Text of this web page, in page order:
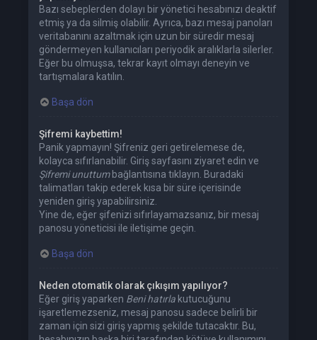
Bazı sebeplerden dolayı bir yönetici hesabınızı deaktif
etmiş ya da silmiş olabilir. Ayrıca, bazı mesaj panoları
veritabanını azaltmak için uzun bir süredir mesaj
göndermeyen kullanıcıları periyodik aralıklarla silerler.
Eğer bu olmuşsa, tekrar kayıt olmayı deneyin ve
tartışmalara katılın.
Başa dön
Şifremi kaybettim!
Panik yapmayın! Şifreniz geri getirelemese de,
kolayca sıfırlanabilir. Giriş sayfasını ziyaret edin ve
Şifremi unuttumbağlantısına tıklayın. Buradaki
talimatları takip ederek kısa bir süre içerisinde
yeniden giriş yapabilirsiniz.
Yine de, eğer şifenizi sıfırlayamazsanız, bir mesaj
panosu yöneticisi ile iletişime geçin.
Başa dön
Neden otomatik olarak çıkışım yapılıyor?
Eğer giriş yaparken Beni hatırla kutucuğunu
işaretlemezseniz, mesaj panosu sadece belirli bir
zaman için sizi giriş yapmış şekilde tutacaktır. Bu,